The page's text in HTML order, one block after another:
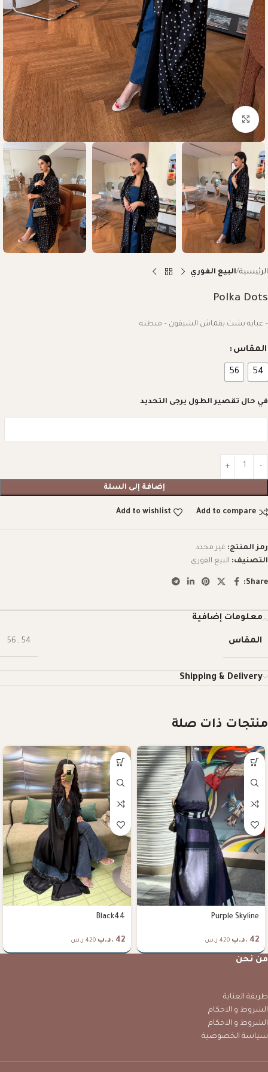
Click to enlarge
الرئيسية البيع الفوري
Polka Dots
– عبايه بشت بقماش الشيفون – مبطنه
المقاس
54
56
في حال تقصير الطول يرجى التحديد
إضافة إلى السلة
Add to compare
Add to wishlist
رمز المنتج: غير محدد
التصنيف: البيع الفوري
Share:
معلومات إضافية
المقاس 54
,
56
Shipping & Delivery
منتجات ذات صلة
Purple Skyline
42 .د.ب 420 ر.س
Black44
42 .د.ب 420 ر.س
من نحن
طريقة العناية
الشروط و الاحكام
الشروط و الاحكام
سياسة الخصوصية